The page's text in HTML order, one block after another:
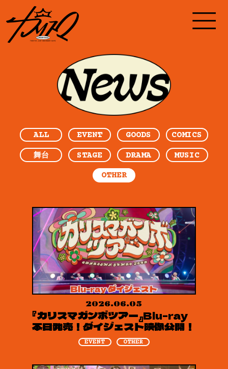
ALL EVENT GOODS COMICS
舞台 STAGE DRAMA MUSIC
OTHER
2026.06.05
『カリスマガンボツアー』Blu-ray
本日発売！ダイジェスト映像公開！
EVENT OTHER